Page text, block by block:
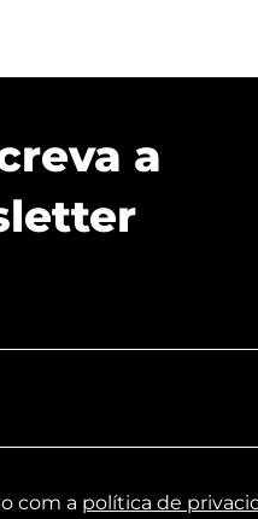
a
com a política de